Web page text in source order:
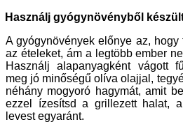
Használj gyógynövényből
A gyógynövények előnye az,
az ételeket, ám a legtöbb ember
Használj alapanyagként vágott
meg jó minőségű olíva olajjal,
néhány mogyoró hagymát, amit
ezzel ízesítsd a grillezett halat,
levest egyaránt.